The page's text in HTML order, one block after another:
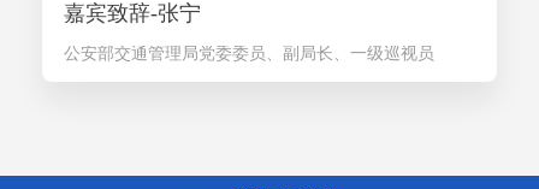
嘉宾致辞-张宁
公安部交通管理局党委委员、副局长、一级巡视员